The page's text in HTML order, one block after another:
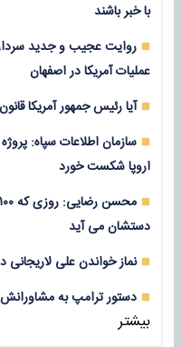
با خبر باشند
روایت عجیب و جدید
عملیات آمریکا در اصفهان
آیا رئیس جمهور آمریکا
سازمان اطلاعات سپاه:
اروپا شکست خورد
دستشان می آید
نماز خواندن علی
دستور ترامپ به
بیشتر